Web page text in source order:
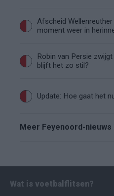
Afscheid
moment weer in
Robin van Persie
blijft het zo stil?
Update: Hoe gaat het
Meer Feyenoord-nieuws
Wat is voetbalflitsen?